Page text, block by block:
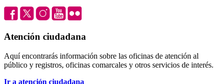
Atención ciudadana
Aquí encontrarás información sobre las oficinas de atención al
público y registros, oficinas comarcales y otros servicios de interés.
Ir a atención ciudadana